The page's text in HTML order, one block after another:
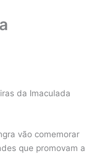
da Imaculada
vão comemorar
que promovam a